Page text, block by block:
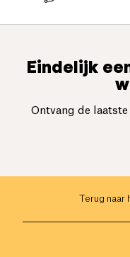
Eindelijk
Ontvang de
Terug naar